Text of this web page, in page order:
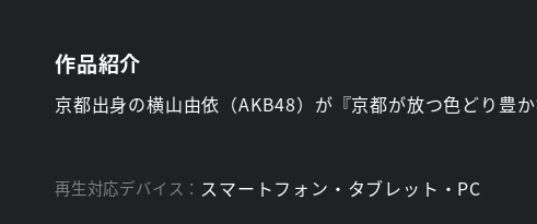
作品紹介
京都出身の横山由依（AKB48）が『京都が放つ色どり豊
再生対応デバイス： スマートフォン・タブレット・PC